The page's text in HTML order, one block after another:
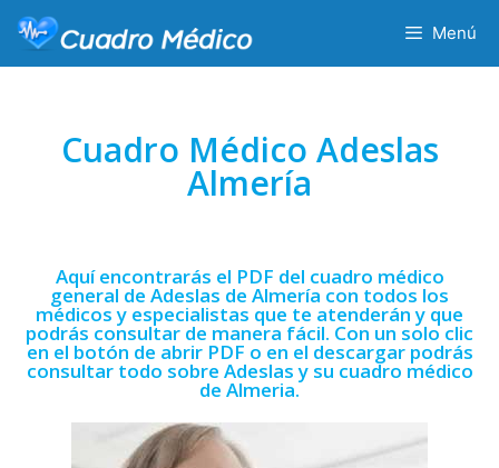
Menú
Cuadro Médico Adeslas
Almería
Aquí encontrarás el PDF del cuadro médico
general de Adeslas de Almería con todos los
médicos y especialistas que te atenderán y que
podrás consultar de manera fácil. Con un solo clic
en el botón de abrir PDF o en el descargar podrás
consultar todo sobre Adeslas y su cuadro médico
de Almeria.